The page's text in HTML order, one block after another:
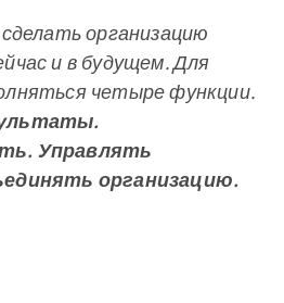
организацию
и в будущем. Для
четыре функции.
Управлять
организацию.